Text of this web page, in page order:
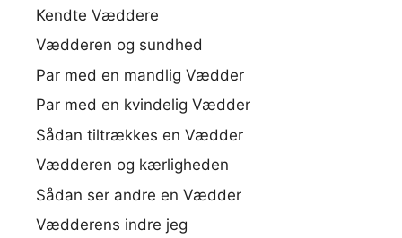
Kendte Væddere
Vædderen og sundhed
Par med en mandlig Vædder
Par med en kvindelig Vædder
Sådan tiltrækkes en Vædder
Vædderen og kærligheden
Sådan ser andre en Vædder
Vædderens indre jeg